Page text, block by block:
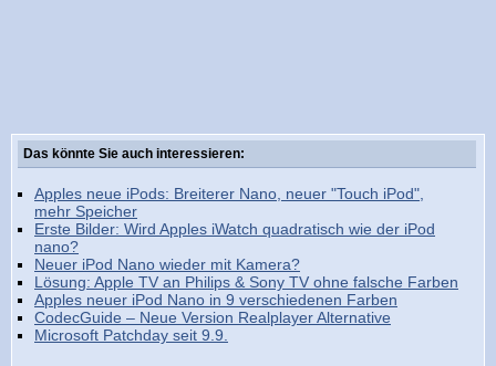
Das könnte Sie auch interessieren:
Apples neue iPods: Breiterer Nano, neuer "Touch iPod",
mehr Speicher
Erste Bilder: Wird Apples iWatch quadratisch wie der iPod
nano?
Neuer iPod Nano wieder mit Kamera?
Lösung: Apple TV an Philips & Sony TV ohne falsche Farben
Apples neuer iPod Nano in 9 verschiedenen Farben
CodecGuide – Neue Version Realplayer Alternative
Microsoft Patchday seit 9.9.